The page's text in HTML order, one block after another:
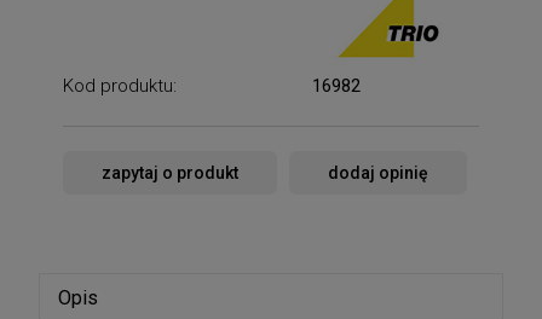
Kod produktu: 16982
zapytaj o produkt dodaj opinię
Opis